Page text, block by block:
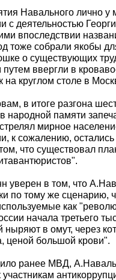
Навального лично
с деятельностью
впоследствии
тоже собрали якобы
о существующих
ввергли в
на круглом столе в
в итоге разгона
народной памяти
мирное
к сожалению,
что существовал
уверен в том, что
по тому же сценарию,
как
начала третьего
ныряют в омут, через
ценой большой крови".
ранее МВД,